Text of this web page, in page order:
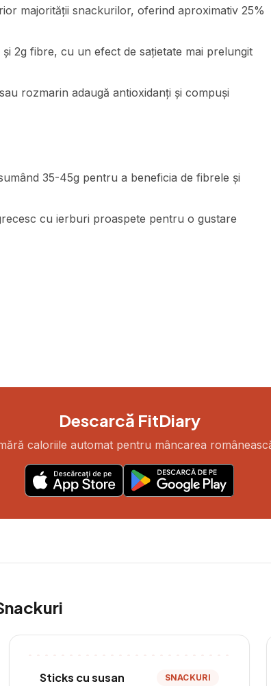
majorității snackurilor, oferind aproximativ 25%
2g fibre, cu un efect de sațietate mai prelungit
rozmarin adaugă antioxidanți și compuși
35-45g pentru a beneficia de fibrele și
cu ierburi proaspete pentru o gustare
Descarcă FitDiary
caloriile automat pentru mâncarea
Sticks cu susan
SNACKURI